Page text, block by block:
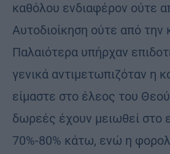
καθόλου ενδιαφέρον ούτε
Αυτοδιοίκηση ούτε από την
Παλαιότερα υπήρχαν
γενικά αντιμετωπιζόταν η
είμαστε στο έλεος του
δωρεές έχουν μειωθεί στο
70%-80% κάτω, ενώ η